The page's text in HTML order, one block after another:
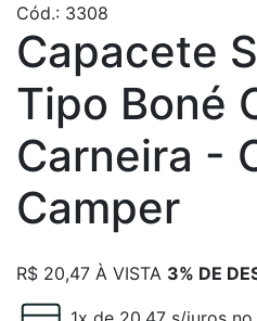
Cód.: 3308
Capacete
Tipo Boné
Carneira -
Camper
R$ 20,47 À VISTA 3% DE